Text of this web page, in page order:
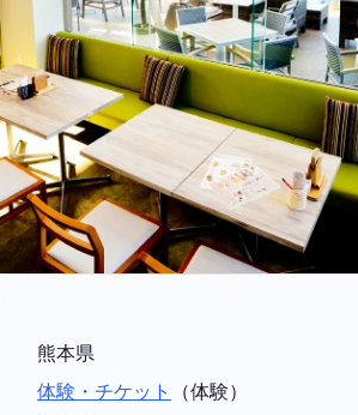
熊本県
体験・チケット
（体験）